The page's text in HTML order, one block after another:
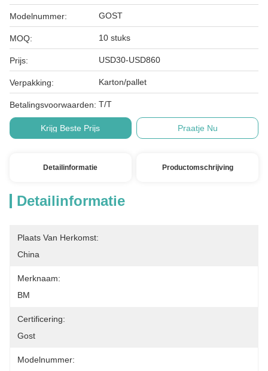
Modelnummer: GOST
MOQ: 10 stuks
Prijs: USD30-USD860
Verpakking: Karton/pallet
Betalingsvoorwaarden: T/T
Krijg Beste Prijs Praatje Nu
Detailinformatie Productomschrijving
Detailinformatie
Plaats Van Herkomst:
China
Merknaam:
BM
Certificering:
Gost
Modelnummer: